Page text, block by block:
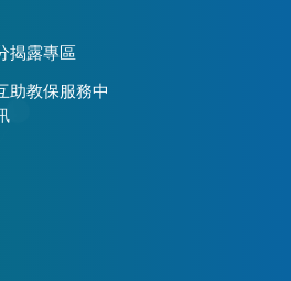
揭露專區
助教保服務中